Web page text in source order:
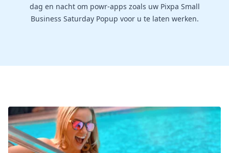
dag en nacht om powr-apps zoals uw Pixpa Small
Business Saturday Popup voor u te laten werken.